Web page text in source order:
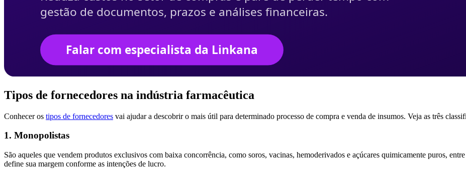
Tipos de fornecedores na indústria farmacêutica
Conhecer os tipos de fornecedores vai ajudar a descobrir o mais útil para determinado processo de compra e venda de insumos. Veja as três
1. Monopolistas
São aqueles que vendem produtos exclusivos com baixa concorrência, como soros, vacinas, hemoderivados e açúcares quimicamente puros,
define sua margem conforme as intenções de lucro.